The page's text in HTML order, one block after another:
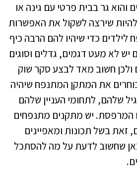
והוא גר בבית פרטי עם גינה או
שירצה לשקול את האפשרות
כדי שיהיו להם הרבה כיף
יש לא מעט דגמים, גדלים וסוגים
חשוב מאד לבצע סקר שוק
את המתקן המתנפח שיהיה
שלהם, לתחומי העניין שלהם
המרפסת. יש מתקנים מתנפחים
זאת בשל תכונות ומאפיינים
שחשוב לדעת על מה להסתכל